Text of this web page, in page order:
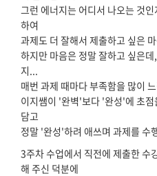
그런 에너지는 어디서 나오는 것
하여
과제도 더 잘해서 제출하고 싶은
하지만 마음은 정말 잘하고 싶은
지...
매번 과제 때마다 부족함을 많이
이지쌤이 '완벽'보다 '완성'에 초
담고
정말 '완성'하려 애쓰며 과제를 수
3주차 수업에서 직전에 제출한 수
해 주신 덕분에